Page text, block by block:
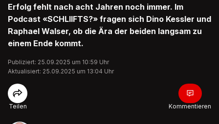
Erfolg fehlt nach acht Jahren noch immer. Im
Podcast «SCHLIIFTS?» fragen sich Dino Kessler und
Raphael Walser, ob die Ära der beiden langsam zu
einem Ende kommt.
Publiziert: 25.09.2025 um 10:59 Uhr
Aktualisiert: 25.09.2025 um 13:04 Uhr
Teilen Kommentieren